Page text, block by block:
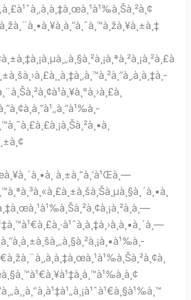
à¸±à¸“à¸‘à¹Œà¸—